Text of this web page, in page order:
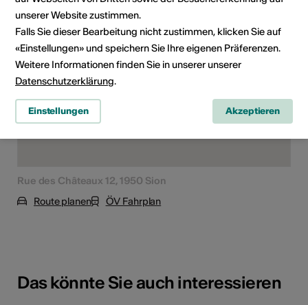
Rue des Châteaux 12, 1950 Sion
Route planen
ÖV Fahrplan
Das könnte Sie auch interessieren
unserer Website zustimmen.
Falls Sie dieser Bearbeitung nicht zustimmen, klicken Sie auf
«Einstellungen» und speichern Sie Ihre eigenen Präferenzen.
Weitere Informationen finden Sie in unserer unserer
Datenschutzerklärung.
Einstellungen Akzeptieren